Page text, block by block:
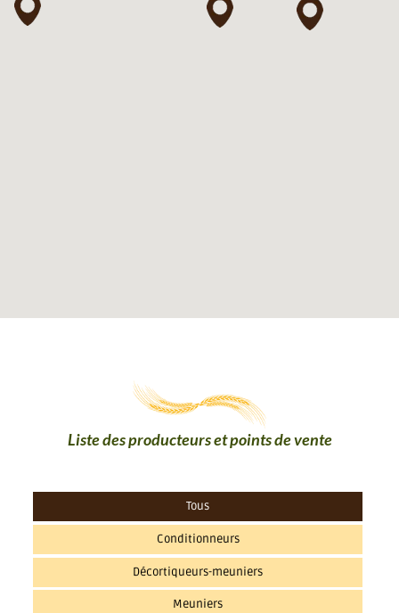
Liste des producteurs et points de vente
Tous
Conditionneurs
Décortiqueurs-meuniers
Meuniers